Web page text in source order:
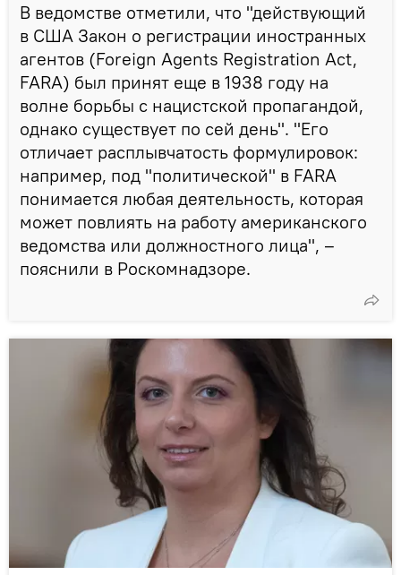
В ведомстве отметили, что "действующий
в США Закон о регистрации иностранных
агентов (Foreign Agents Registration Act,
FARA) был принят еще в 1938 году на
волне борьбы с нацистской пропагандой,
однако существует по сей день". "Его
отличает расплывчатость формулировок:
например, под "политической" в FARA
понимается любая деятельность, которая
может повлиять на работу американского
ведомства или должностного лица", –
пояснили в Роскомнадзоре.